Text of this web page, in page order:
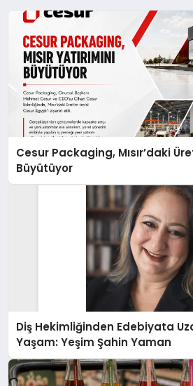
Cesur Packaging, Mısır’daki
Büyütüyor
Diş Hekimliğinden Edebiyata
Yaşam: Yeşim Şahin Yaman